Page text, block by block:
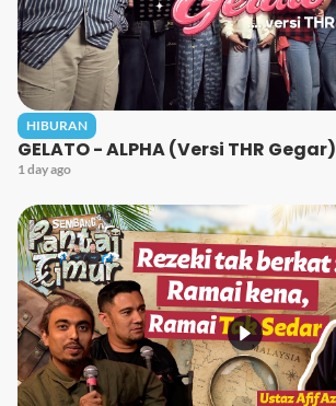
HIBURAN
GELATO - ALPHA (Versi THR Gegar)
1 day ago